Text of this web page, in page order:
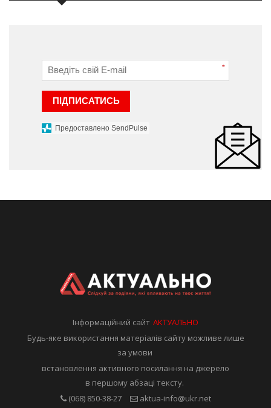
*
ПІДПИСАТИСЬ
Предоставлено SendPulse
Інформаційний сайтАКТУАЛЬНО
Будь-яке використання матеріалів сайту можливе лише
за умови
встановлення активного посилання на джерело
в першому абзаці тексту.
(068) 850-38-27
aktua-info@ukr.net